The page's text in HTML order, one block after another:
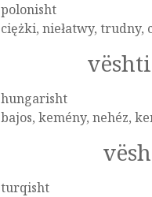
polonisht
ciężki, niełatwy,
hungarisht
bajos, kemény, nehéz,
turqisht